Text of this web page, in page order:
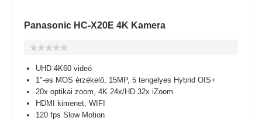
Panasonic HC-X20E 4K Kamera
UHD 4K60 videó
1"-es MOS érzékelő, 15MP, 5 tengelyes Hybrid OIS+
20x optikai zoom, 4K 24x/HD 32x iZoom
HDMI kimenet, WIFI
120 fps Slow Motion